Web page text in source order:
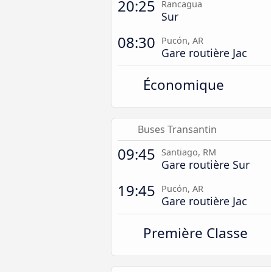
20:25 Rancagua
Sur
08:30 Pucón, AR
Gare routière Jac
Économique
Buses Transantin
09:45 Santiago, RM
Gare routière Sur
19:45 Pucón, AR
Gare routière Jac
Première Classe